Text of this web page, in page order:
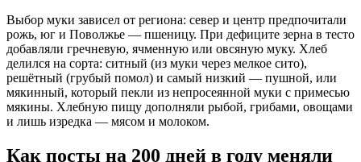
Выбор муки зависел от региона: север и центр предпочитали
рожь, юг и Поволжье — пшеницу. При дефиците зерна в тесто
добавляли гречневую, ячменную или овсяную муку. Хлеб
делился на сорта: ситный (из муки через мелкое сито),
решётный (грубый помол) и самый низкий — пушной, или
мякинный, который пекли из непросеянной муки с примесью
мякины. Хлебную пищу дополняли рыбой, грибами, овощами
и лишь изредка — мясом и молоком.
Как посты на 200 дней в году меняли